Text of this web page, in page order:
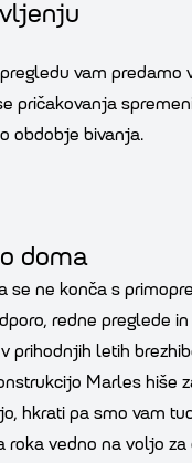
vam predamo
pričakovanja
obdobje bivanja.
doma
se ne konča s
redne preglede
prihodnjih letih
Marles hiše
hkrati pa smo vam
roka vedno na voljo